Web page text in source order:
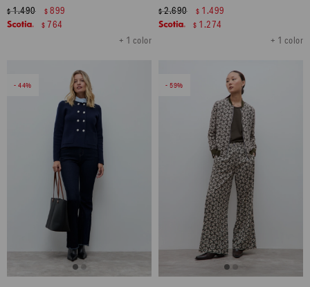
+ 1 color
$1.490 $ 899
$ 764
+ 1 color
$2.690 $ 1.499
$ 1.274
44 59